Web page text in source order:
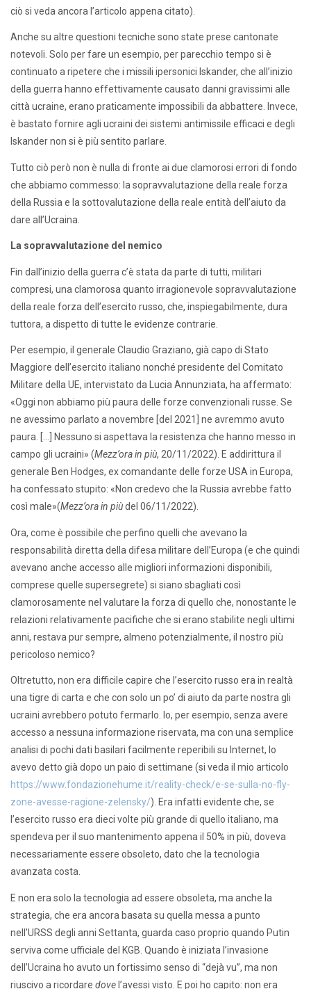
ciò si veda ancora l’articolo appena citato).
Anche su altre questioni tecniche sono state prese cantonate
notevoli. Solo per fare un esempio, per parecchio tempo si è
continuato a ripetere che i missili ipersonici Iskander, che all’inizio
della guerra hanno effettivamente causato danni gravissimi alle
città ucraine, erano praticamente impossibili da abbattere. Invece,
è bastato fornire agli ucraini dei sistemi antimissile efficaci e degli
Iskander non si è più sentito parlare.
Tutto ciò però non è nulla di fronte ai due clamorosi errori di fondo
che abbiamo commesso: la sopravvalutazione della reale forza
della Russia e la sottovalutazione della reale entità dell’aiuto da
dare all’Ucraina.
La sopravvalutazione del nemico
Fin dall’inizio della guerra c’è stata da parte di tutti, militari
compresi, una clamorosa quanto irragionevole sopravvalutazione
della reale forza dell’esercito russo, che, inspiegabilmente, dura
tuttora, a dispetto di tutte le evidenze contrarie.
Per esempio, il generale Claudio Graziano, già capo di Stato
Maggiore dell’esercito italiano nonché presidente del Comitato
Militare della UE, intervistato da Lucia Annunziata, ha affermato:
«Oggi non abbiamo più paura delle forze convenzionali russe. Se
ne avessimo parlato a novembre [del 2021] ne avremmo avuto
paura. […] Nessuno si aspettava la resistenza che hanno messo in
campo gli ucraini» (Mezz’ora in più, 20/11/2022). E addirittura il
generale Ben Hodges, ex comandante delle forze USA in Europa,
ha confessato stupito: «Non credevo che la Russia avrebbe fatto
così male»(Mezz’ora in piùdel 06/11/2022).
Ora, come è possibile che perfino quelli che avevano la
responsabilità diretta della difesa militare dell’Europa (e che quindi
avevano anche accesso alle migliori informazioni disponibili,
comprese quelle supersegrete) si siano sbagliati così
clamorosamente nel valutare la forza di quello che, nonostante le
relazioni relativamente pacifiche che si erano stabilite negli ultimi
anni, restava pur sempre, almeno potenzialmente, il nostro più
pericoloso nemico?
Oltretutto, non era difficile capire che l’esercito russo era in realtà
una tigre di carta e che con solo un po’ di aiuto da parte nostra gli
ucraini avrebbero potuto fermarlo. Io, per esempio, senza avere
accesso a nessuna informazione riservata, ma con una semplice
analisi di pochi dati basilari facilmente reperibili su Internet, lo
avevo detto già dopo un paio di settimane (si veda il mio articolo
https://www.fondazionehume.it/reality-check/e-se-sulla-no-fly-
zone-avesse-ragione-zelensky/). Era infatti evidente che, se
l’esercito russo era dieci volte più grande di quello italiano, ma
spendeva per il suo mantenimento appena il 50% in più, doveva
necessariamente essere obsoleto, dato che la tecnologia
avanzata costa.
E non era solo la tecnologia ad essere obsoleta, ma anche la
strategia, che era ancora basata su quella messa a punto
nell’URSS degli anni Settanta, guarda caso proprio quando Putin
serviva come ufficiale del KGB. Quando è iniziata l’invasione
dell’Ucraina ho avuto un fortissimo senso di “dejà vu”, ma non
riuscivo a ricordare dove l’avessi visto. E poi ho capito: non era